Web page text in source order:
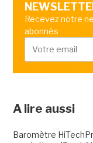
Recevez notre
abonnés
A lire aussi
Baromètre